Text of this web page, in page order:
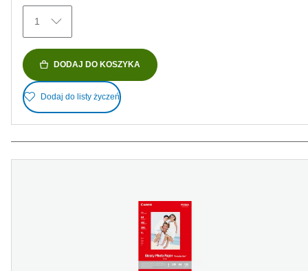
1
DODAJ DO KOSZYKA
Dodaj do listy życzeń